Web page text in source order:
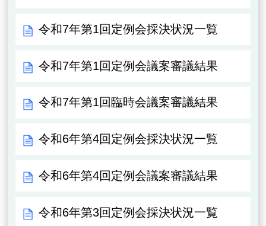
令和7年第1回定例会採決状況一覧
令和7年第1回定例会議案審議結果
令和7年第1回臨時会議案審議結果
令和6年第4回定例会採決状況一覧
令和6年第4回定例会議案審議結果
令和6年第3回定例会採決状況一覧